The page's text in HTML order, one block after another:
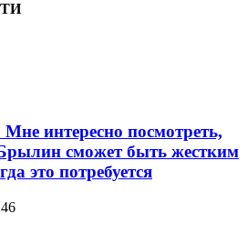
интересно посмотреть,
сможет быть жестким
это потребуется